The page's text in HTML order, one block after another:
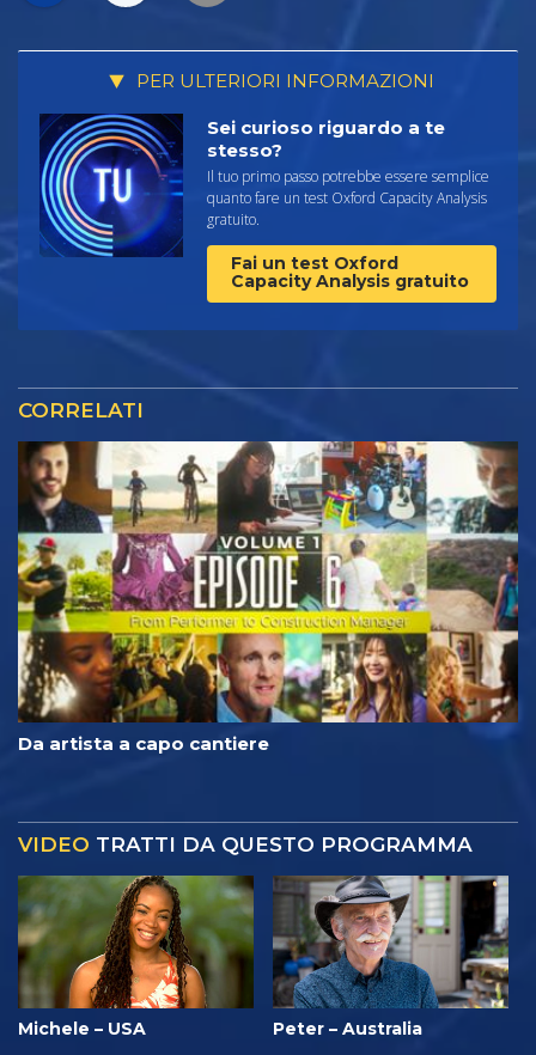
PER ULTERIORI INFORMAZIONI
Sei curioso riguardo a te
stesso?
Il tuo primo passo potrebbe essere semplice
quanto fare un test Oxford Capacity Analysis
gratuito.
Fai un test Oxford
Capacity Analysis gratuito
CORRELATI
Da artista a capo cantiere
VIDEO TRATTI DA QUESTO PROGRAMMA
Michele – USA Peter – Australia